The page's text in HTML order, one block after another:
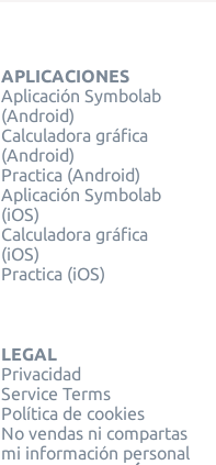
APLICACIONES
Aplicación Symbolab
(Android)
Calculadora gráfica
(Android)
Practica (Android)
Aplicación Symbolab
(iOS)
Calculadora gráfica
(iOS)
Practica (iOS)
LEGAL
Privacidad
Service Terms
Política de cookies
No vendas ni compartas
mi información personal